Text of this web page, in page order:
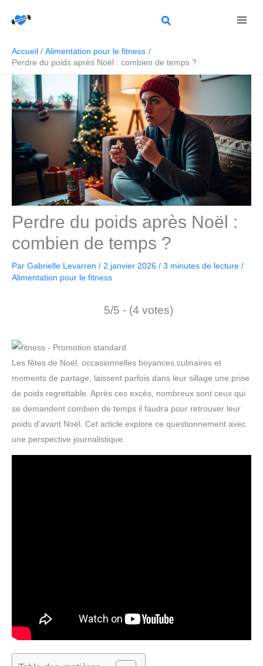
Accueil
Alimentation pour le fitness
Perdre du poids après Noël : combien de temps ?
Perdre du poids après Noël :
combien de temps ?
Par Gabrielle Levarren / 2 janvier 2026 / 3 minutes de lecture /
Alimentation pour le fitness
5/5 - (4 votes)
Les fêtes de Noël, occasionnelles boyances culinaires et
moments de partage, laissent parfois dans leur sillage une prise
de poids regrettable. Après ces excès, nombreux sont ceux qui
se demandent combien de temps il faudra pour retrouver leur
poids d’avant Noël. Cet article explore ce questionnement avec
une perspective journalistique.